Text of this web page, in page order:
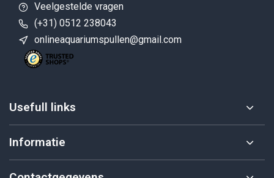
Veelgestelde vragen
(+31) 0512 238043
onlineaquariumspullen@gmail.com
Usefull links
Informatie